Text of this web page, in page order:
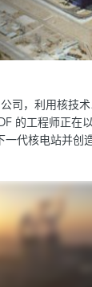
司，利用核技
的工程师正在
代核电站并创